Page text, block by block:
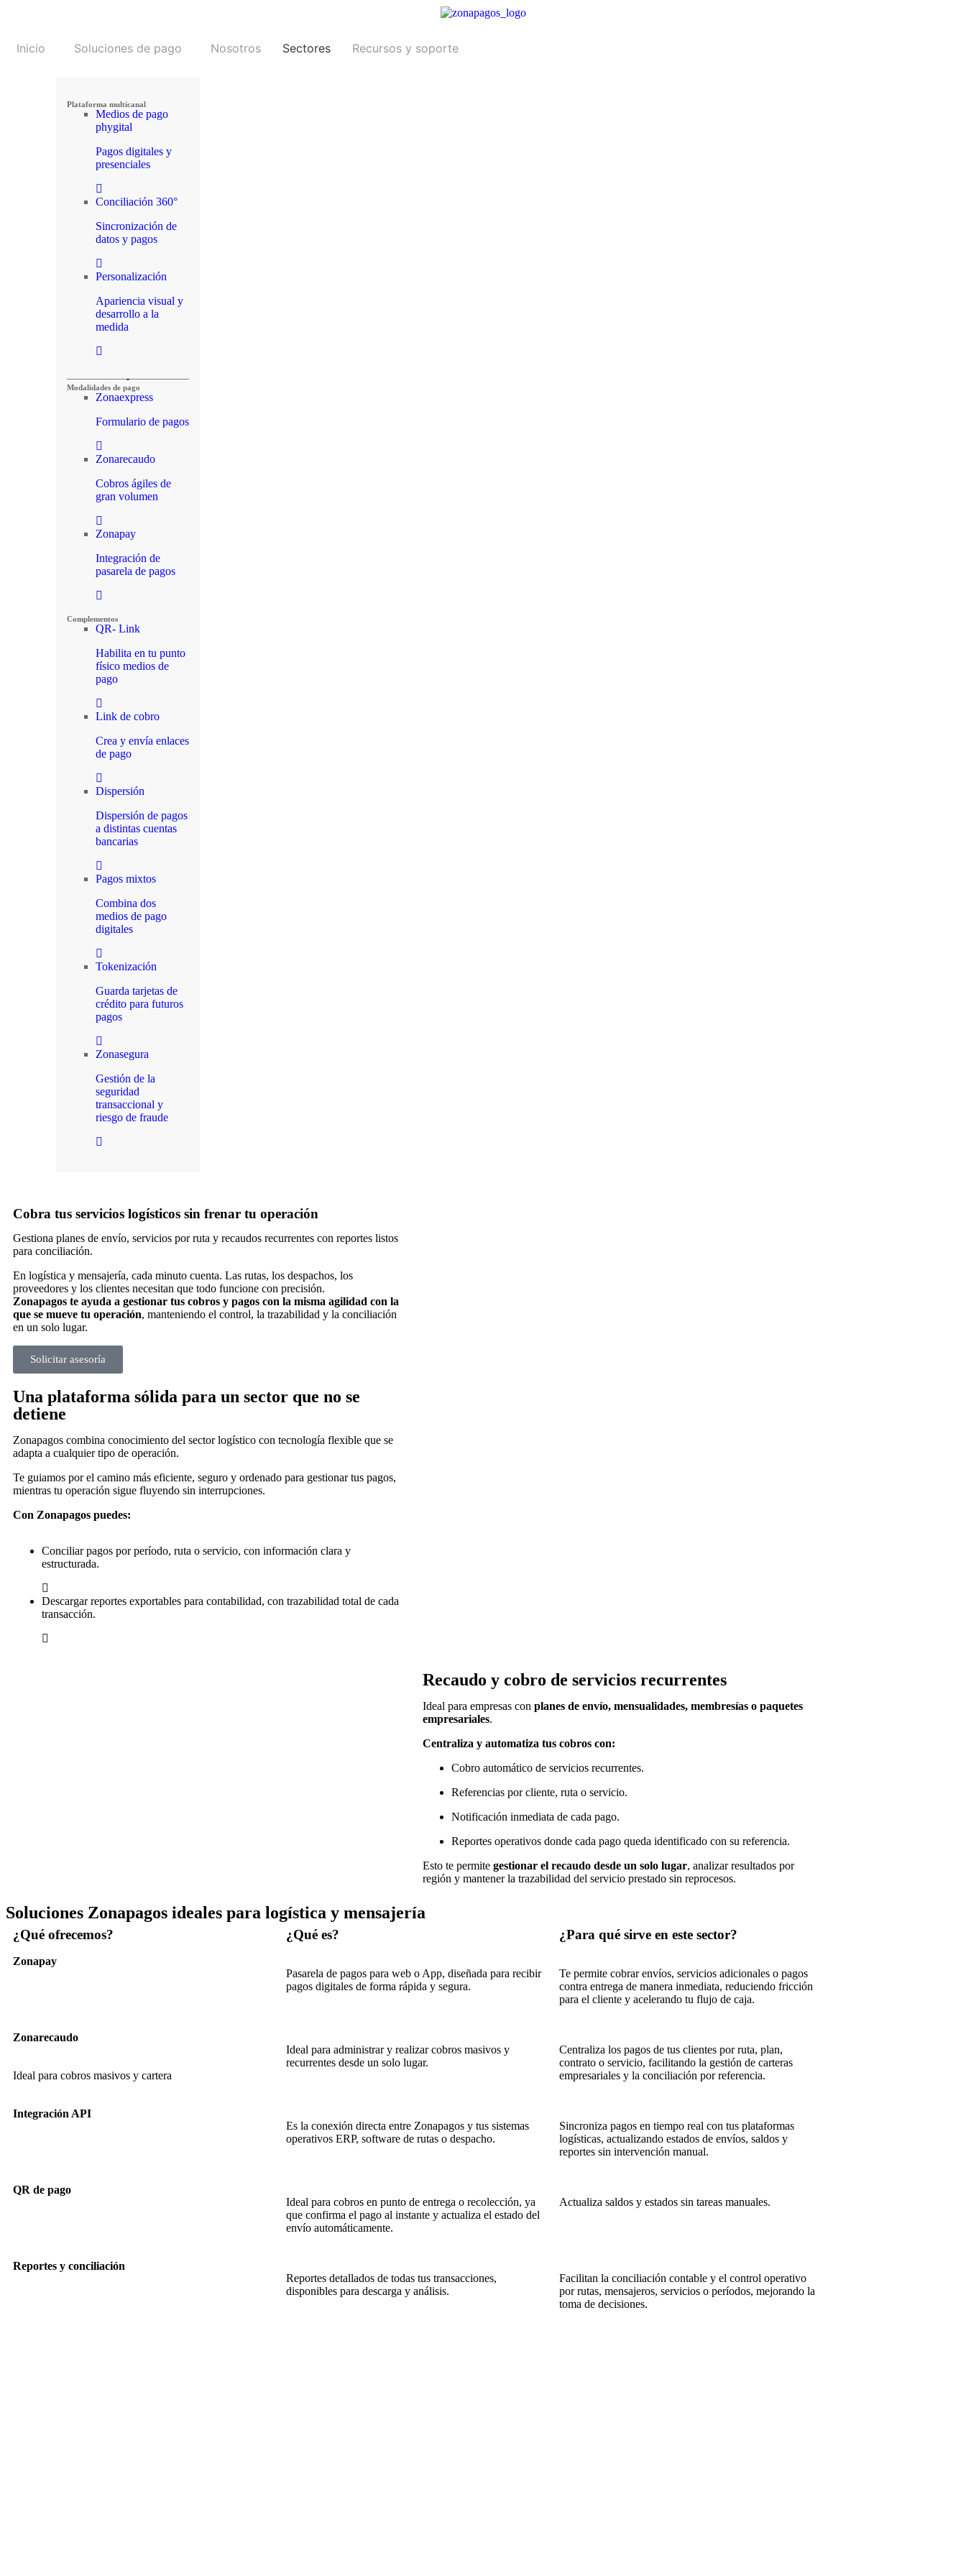
Inicio Soluciones de pago
Plataforma multicanal
Medios de pago
phygital
Pagos digitales y
presenciales
Conciliación 360°
Sincronización de
datos y pagos
Personalización
Apariencia visual y
desarrollo a la
medida
Modalidades de pago
Zonaexpress
Formulario de pagos
Zonarecaudo
Cobros ágiles de
gran volumen
Zonapay
Integración de
pasarela de pagos
Complementos
QR- Link
Habilita en tu punto
físico medios de
pago
Link de cobro
Crea y envía enlaces
de pago
Dispersión
Dispersión de pagos
a distintas cuentas
bancarias
Pagos mixtos
Combina dos
medios de pago
digitales
Tokenización
Guarda tarjetas de
crédito para futuros
pagos
Zonasegura
Gestión de la
seguridad
transaccional y
riesgo de fraude
Nosotros Sectores Recursos y soporte
Cobra tus servicios logísticos sin frenar tu operación
Gestiona planes de envío, servicios por ruta y recaudos recurrentes con reportes listos
para conciliación.
En logística y mensajería, cada minuto cuenta. Las rutas, los despachos, los
proveedores y los clientes necesitan que todo funcione con precisión.
Zonapagos te ayuda a gestionar tus cobros y pagos con la misma agilidad con la
que se mueve tu operación, manteniendo el control, la trazabilidad y la conciliación
en un solo lugar.
Solicitar asesoría
Una plataforma sólida para un sector que no se
detiene
Zonapagos combina conocimiento del sector logístico con tecnología flexible que se
adapta a cualquier tipo de operación.
Te guiamos por el camino más eficiente, seguro y ordenado para gestionar tus pagos,
mientras tu operación sigue fluyendo sin interrupciones.
Con Zonapagos puedes:
Conciliar pagos por período, ruta o servicio, con información clara y
estructurada.
Descargar reportes exportables para contabilidad, con trazabilidad total de cada
transacción.
Recaudo y cobro de servicios recurrentes
Ideal para empresas con planes de envío, mensualidades, membresías o paquetes
empresariales.
Centraliza y automatiza tus cobros con:
Cobro automático de servicios recurrentes.
Referencias por cliente, ruta o servicio.
Notificación inmediata de cada pago.
Reportes operativos donde cada pago queda identificado con su referencia.
Esto te permite gestionar el recaudo desde un solo lugar, analizar resultados por
región y mantener la trazabilidad del servicio prestado sin reprocesos.
Soluciones Zonapagos ideales para logística y mensajería
¿Qué ofrecemos? ¿Qué es? ¿Para qué sirve en este sector?
Zonapay
Pasarela de pagos para web o App, diseñada para recibir
pagos digitales de forma rápida y segura.
Te permite cobrar envíos, servicios adicionales o pagos
contra entrega de manera inmediata, reduciendo fricción
para el cliente y acelerando tu flujo de caja.
Zonarecaudo
Ideal para cobros masivos y cartera
Ideal para administrar y realizar cobros masivos y
recurrentes desde un solo lugar.
Centraliza los pagos de tus clientes por ruta, plan,
contrato o servicio, facilitando la gestión de carteras
empresariales y la conciliación por referencia.
Integración API
Es la conexión directa entre Zonapagos y tus sistemas
operativos ERP, software de rutas o despacho.
Sincroniza pagos en tiempo real con tus plataformas
logísticas, actualizando estados de envíos, saldos y
reportes sin intervención manual.
QR de pago
Ideal para cobros en punto de entrega o recolección, ya
que confirma el pago al instante y actualiza el estado del
envío automáticamente.
Actualiza saldos y estados sin tareas manuales.
Reportes y conciliación
Reportes detallados de todas tus transacciones,
disponibles para descarga y análisis.
Facilitan la conciliación contable y el control operativo
por rutas, mensajeros, servicios o períodos, mejorando la
toma de decisiones.